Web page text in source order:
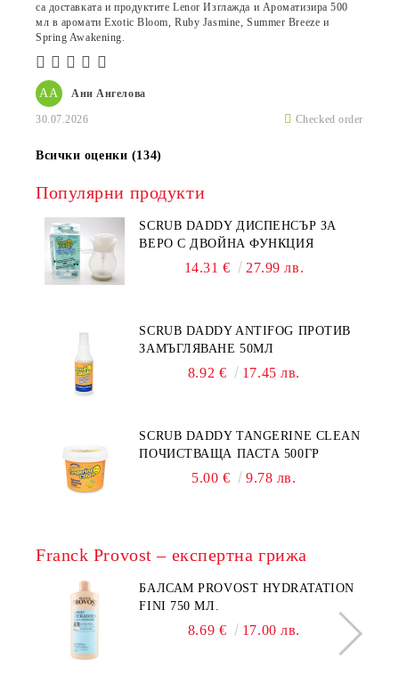
АА Ани Ангелова
30.07.2026 Checked order
са доставката и продуктите Lenor Изглажда и Ароматизира 500
мл в аромати Exotic Bloom, Ruby Jasmine, Summer Breeze и
Spring Awakening.
Всички оценки (134)
Популярни продукти
SCRUB DADDY ДИСПЕНСЪР ЗА
ВЕРО С ДВОЙНА ФУНКЦИЯ
14.31 € 27.99 лв.
SCRUB DADDY ANTIFOG ПРОТИВ
ЗАМЪГЛЯВАНЕ 50МЛ
8.92 € 17.45 лв.
SCRUB DADDY TANGERINE CLEAN
ПОЧИСТВАЩА ПАСТА 500ГР
5.00 € 9.78 лв.
Franck Provost – експертна грижа
БАЛСАМ PROVOST HYDRATATION
FINI 750 МЛ.
8.69 € 17.00 лв.